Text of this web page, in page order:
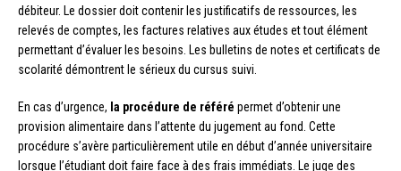
débiteur. Le dossier doit contenir les justificatifs de ressources, les
relevés de comptes, les factures relatives aux études et tout élément
permettant d’évaluer les besoins. Les bulletins de notes et certificats de
scolarité démontrent le sérieux du cursus suivi.
En cas d’urgence, la procédure de référé permet d’obtenir une
provision alimentaire dans l’attente du jugement au fond. Cette
procédure s’avère particulièrement utile en début d’année universitaire
lorsque l’étudiant doit faire face à des frais immédiats. Le juge des